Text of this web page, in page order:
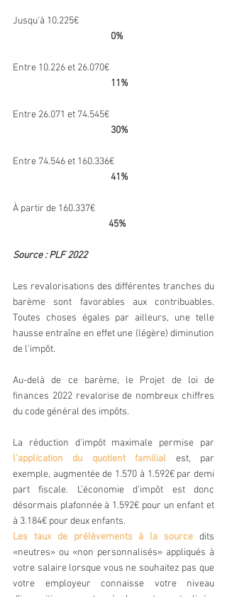
Jusqu'à 10.225€
0%
Entre 10.226 et 26.070€
11%
Entre 26.071 et 74.545€
30%
Entre 74.546 et 160.336€
41%
À partir de 160.337€
45%
Source : PLF 2022
Les revalorisations des différentes tranches du
barème sont favorables aux contribuables.
Toutes choses égales par ailleurs, une telle
hausse entraîne en effet une (légère) diminution
de l'impôt.
Au-delà de ce barème, le Projet de loi de
finances 2022 revalorise de nombreux chiffres
du code général des impôts.
l'application du quotient familial est, par
exemple, augmentée de 1.570 à 1.592€ par demi
part fiscale. L’économie d’impôt est donc
désormais plafonnée à 1.592€ pour un enfant et
à 3.184€ pour deux enfants.
Les taux de prélèvements à la source dits
«neutres» ou «non personnalisés» appliqués à
votre salaire lorsque vous ne souhaitez pas que
votre employeur connaisse votre niveau